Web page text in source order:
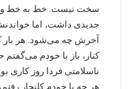
سخت نیست. خط به خط و
جدیدی داشت، اما
آخرش چه می‌شود. هر بار
کنار، باز با خودم می‌گفتم
ناسلامتی فردا روز کاری
هر چه با خودم کلنجار